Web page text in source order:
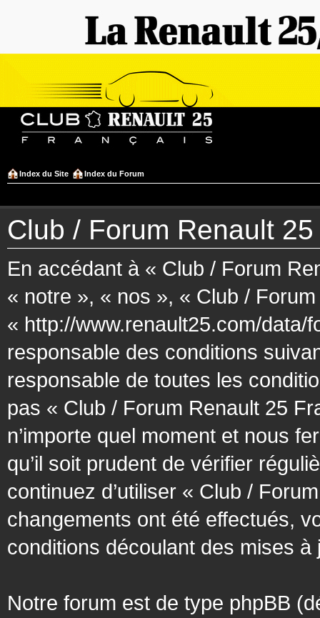
Index du Site Index du Forum
Club / Forum Renault
En accédant à « Club / Forum
« notre », « nos », « Club /
« http://www.renault25.com/data/
responsable des conditions
responsable de toutes les
pas « Club / Forum Renault 25
n’importe quel moment et nous
qu’il soit prudent de vérifier
continuez d’utiliser « Club /
changements ont été effectués,
conditions découlant des mises
Notre forum est de type phpBB